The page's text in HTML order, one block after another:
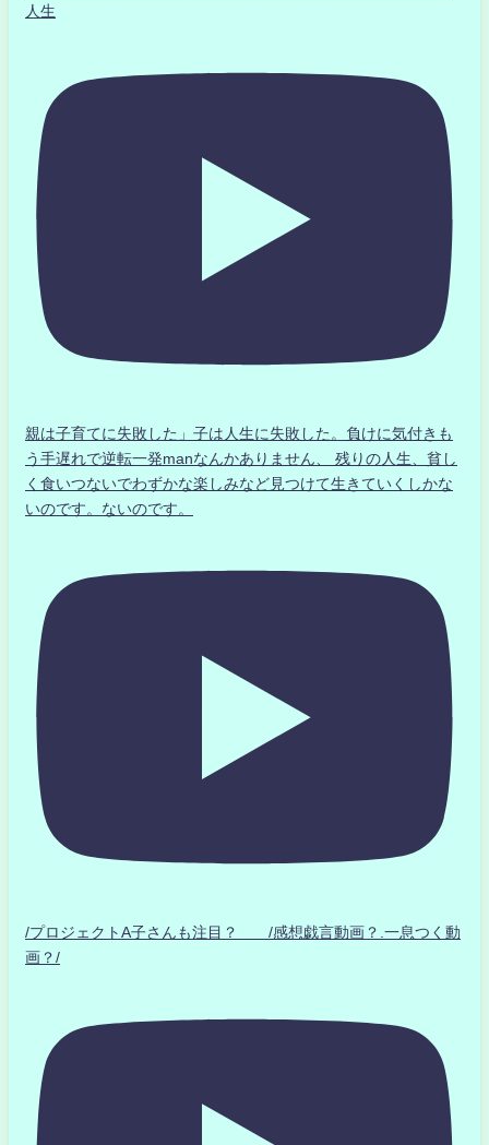
人生
親は子育てに失敗した」子は人生に失敗した。負けに気付きも
う手遅れで逆転一発manなんかありません、 残りの人生、貧し
く食いつないでわずかな楽しみなど見つけて生きていくしかな
いのです。ないのです。
/プロジェクトA子さんも注目？ /感想戯言動画？.一息つく動
画？/